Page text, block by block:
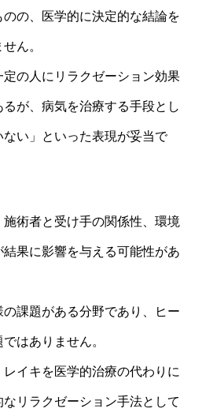
の、医学的に決定的な結論を
ん。
の人にリラクゼーション効果
が、病気を治療する手段とし
い」といった表現が妥当で
術者と受け手の関係性、環境
果に影響を与える可能性があ
課題がある分野であり、ヒー
はありません。
イキを医学的治療の代わりに
リラクゼーション手法として